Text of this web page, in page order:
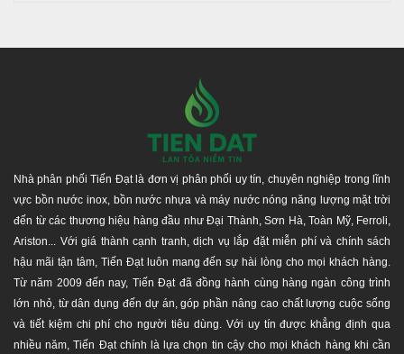
như giao hàng nhanh chóng, hàng đúng chất lượng, an
nghiệp. Là lựa chọn tốt nhất cho Quý khách hàng khi mua,
Thời gian bảo hành chính hãng: 12 năm
Chính hãng - Đúng chất lượng, cam kết bồi thường
100% giá trị đơn hàng nếu giao hàng không chính
hãng.
Đảm bảo chăm sóc từ đội ngũ nhân viên kĩ thuật và
bán hàng trong và sau quá trình sử dụng sản phẩm.
Đăt hàng ngay để chúng tôi phục vụ tốt nhất cho Quý
khách Hotline: 0917944699. Cảm ơn quý khách!
Nhà phân phối Tiến Đạt là đơn vị phân phối uy tín, chuyên nghiệp trong lĩnh
vực bồn nước inox, bồn nước nhựa và máy nước nóng năng lượng mặt trời
đến từ các thương hiệu hàng đầu như Đại Thành, Sơn Hà, Toàn Mỹ, Ferroli,
Ariston... Với giá thành cạnh tranh, dịch vụ lắp đặt miễn phí và chính sách
hậu mãi tận tâm, Tiến Đạt luôn mang đến sự hài lòng cho mọi khách hàng.
Từ năm 2009 đến nay, Tiến Đạt đã đồng hành cùng hàng ngàn công trình
lớn nhỏ, từ dân dụng đến dự án, góp phần nâng cao chất lượng cuộc sống
và tiết kiệm chi phí cho người tiêu dùng. Với uy tín được khẳng định qua
nhiều năm, Tiến Đạt chính là lựa chọn tin cậy cho mọi khách hàng khi cần